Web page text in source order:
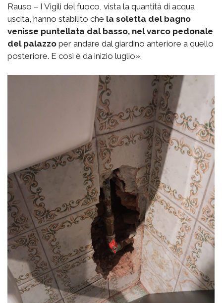
Rauso – I Vigili del fuoco, vista la quantità di acqua
uscita, hanno stabilito che la soletta del bagno
venisse puntellata dal basso, nel varco pedonale
del palazzo per andare dal giardino anteriore a quello
posteriore. E così è da inizio luglio».